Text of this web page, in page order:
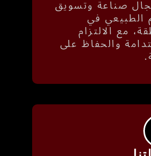
صناعة وتسويق
الطبيعي في
مع الالتزام
والحفاظ على